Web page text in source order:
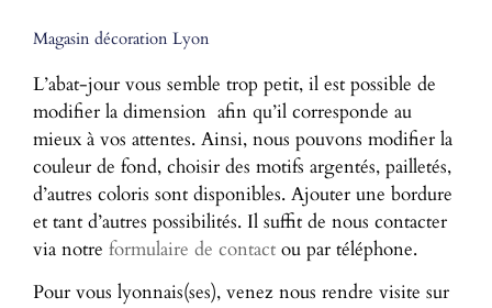
Magasin décoration Lyon
L’abat-jour vous semble trop petit, il est possible de
modifier la dimension afin qu’il corresponde au
mieux à vos attentes. Ainsi, nous pouvons modifier la
couleur de fond, choisir des motifs argentés, pailletés,
d’autres coloris sont disponibles. Ajouter une bordure
et tant d’autres possibilités. Il suffit de nous contacter
via notre formulaire de contact ou par téléphone.
Pour vous lyonnais(ses), venez nous rendre visite sur